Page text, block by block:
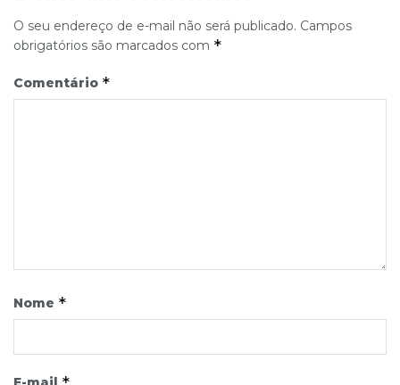
O seu endereço de e-mail não será publicado. Campos
obrigatórios são marcados com *
Comentário *
Nome *